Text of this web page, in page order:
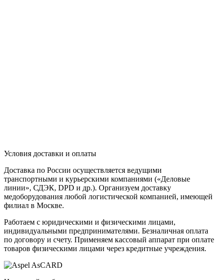
Условия доставки и оплаты
Доставка по России осуществляется ведущими
транспортными и курьерскими компаниями («Деловые
линии», СДЭК, DPD и др.). Организуем доставку
медоборудования любой логистической компанией, имеющей
филиал в Москве.
Работаем с юридическими и физическими лицами,
индивидуальными предпринимателями. Безналичная оплата
по договору и счету. Применяем кассовый аппарат при оплате
товаров физическими лицами через кредитные учреждения.